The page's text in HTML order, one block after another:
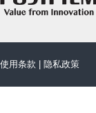
使用条款 | 隐私政策